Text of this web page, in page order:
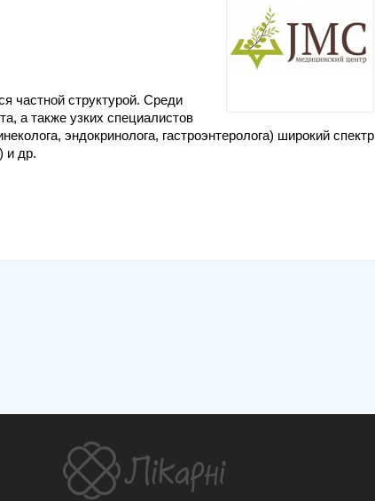
частной структурой. Среди
а также узких специалистов
эндокринолога, гастроэнтеролога) широкий спектр
и др.